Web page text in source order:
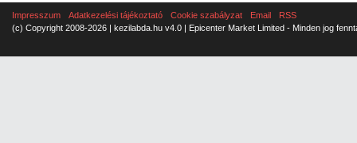
Impresszum Adatkezelési tájékoztató Cookie szabályzat Email
RSS
(c) Copyright 2008-2026 | kezilabda.hu v4.0 | Epicenter Market Limited - Minden jog